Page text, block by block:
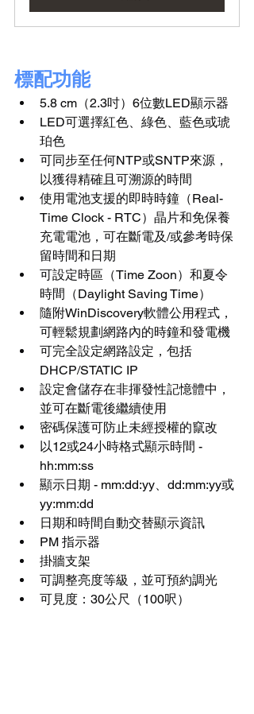
標配功能
5.8 cm（2.3吋）6位數LED顯示器
LED可選擇紅色、綠色、藍色或琥
珀色
可同步至任何NTP或SNTP來源，
以獲得精確且可溯源的時間
使用電池支援的即時時鐘（Real-
Time Clock - RTC）晶片和免保養
充電電池，可在斷電及/或參考時保
留時間和日期
可設定時區（Time Zoon）和夏令
時間（Daylight Saving Time）
隨附WinDiscovery軟體公用程式，
可輕鬆規劃網路內的時鐘和發電機
可完全設定網路設定，包括
DHCP/STATIC IP
設定會儲存在非揮發性記憶體中，
並可在斷電後繼續使用
密碼保護可防止未經授權的竄改
以12或24小時格式顯示時間 -
hh:mm:ss
顯示日期 - mm:dd:yy、dd:mm:yy或
yy:mm:dd
日期和時間自動交替顯示資訊
PM 指示器
掛牆支架
可調整亮度等級，並可預約調光
可見度：30公尺（100呎）